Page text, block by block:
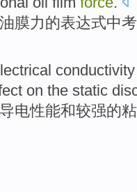
油膜力的表达式中
conductivity
on the static
导电性能和较强的